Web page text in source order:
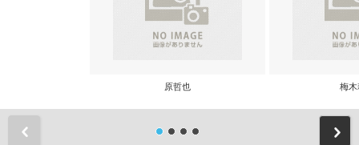
原哲也 梅木